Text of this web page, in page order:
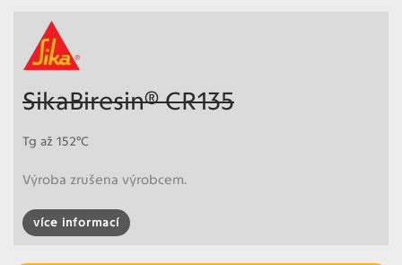
SikaBiresin® CR135
Tg až 152°C
Výroba zrušena výrobcem.
více informací